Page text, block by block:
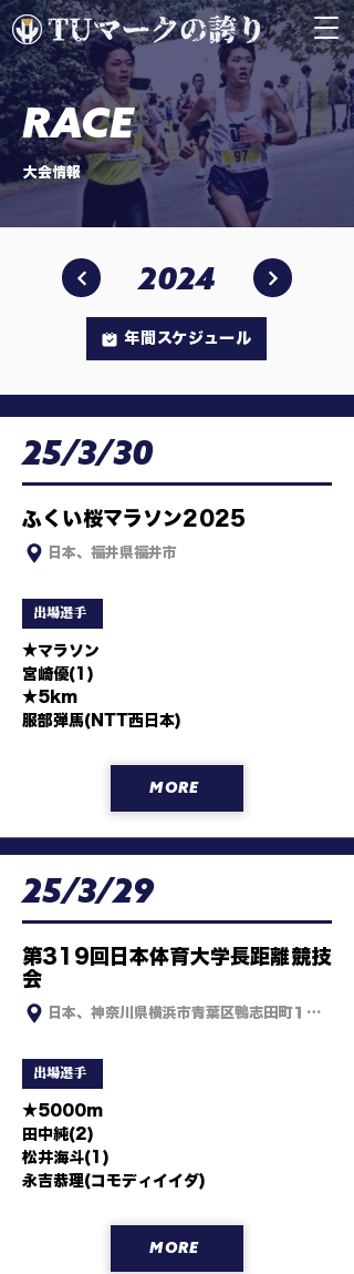
RACE
大会情報
2024
年間スケジュール
25/3/30
ふくい桜マラソン2025
日本、福井県福井市
出場選手
★マラソン
宮崎優(1)
★5km
服部弾馬(NTT西日本)
MORE
25/3/29
第319回日本体育大学長距離競技
会
日本、神奈川県横浜市青葉区鴨志田町１２２
出場選手
★5000m
田中純(2)
松井海斗(1)
永吉恭理(コモディイイダ)
MORE